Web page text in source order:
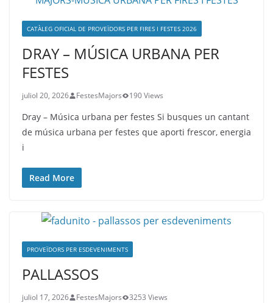
CATÀLEG OFICIAL DE PROVEÏDORS PER FIRES I FESTES 2026
DRAY – MÚSICA URBANA PER
FESTES
juliol 20, 2026 FestesMajors 190 Views
Dray – Música urbana per festes Si busques un cantant
de música urbana per festes que aporti frescor, energia
i
Read More
PROVEÏDORS PER ESDEVENIMENTS
PALLASSOS
juliol 17, 2026 FestesMajors 3253 Views